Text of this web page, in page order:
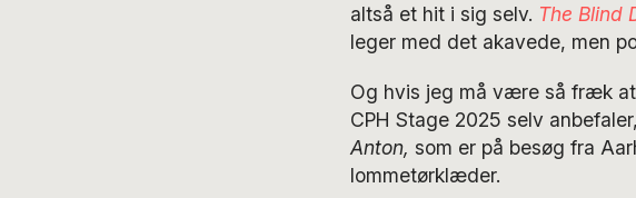
altså et hit i sig selv. The Blind
leger med det akavede, men
Og hvis jeg må være så fræk
CPH Stage 2025 selv
Anton, som er på besøg fra
lommetørklæder.